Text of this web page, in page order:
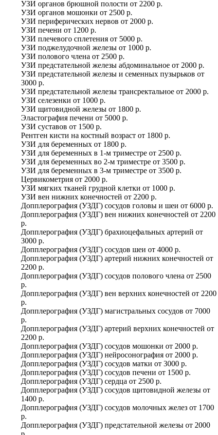
УЗИ органов брюшной полости от 2200 р.
УЗИ органов мошонки от 2500 р.
УЗИ периферических нервов от 2000 р.
УЗИ печени от 1200 р.
УЗИ плечевого сплетения от 5000 р.
УЗИ поджелудочной железы от 1000 р.
УЗИ полового члена от 2500 р.
УЗИ предстательной железы абдоминальное от 2000 р.
УЗИ предстательной железы и семенных пузырьков от
3000 р.
УЗИ предстательной железы трансректальное от 2000 р.
УЗИ селезенки от 1000 р.
УЗИ щитовидной железы от 1800 р.
Эластография печени от 5000 р.
УЗИ суставов от 1500 р.
Рентген кисти на костный возраст от 1800 р.
УЗИ для беременных от 1800 р.
УЗИ для беременных в 1-м триместре от 2500 р.
УЗИ для беременных во 2-м триместре от 3500 р.
УЗИ для беременных в 3-м триместре от 3500 р.
Цервикометрия от 2000 р.
УЗИ мягких тканей грудной клетки от 1000 р.
УЗИ вен нижних конечностей от 2200 р.
Допплерография (УЗДГ) сосудов головы и шеи от 6000 р.
Допплерография (УЗДГ) вен нижних конечностей от 2200
р.
Допплерография (УЗДГ) брахиоцефальных артерий от
3000 р.
Допплерография (УЗДГ) сосудов шеи от 4000 р.
Допплерография (УЗДГ) артерий нижних конечностей от
2200 р.
Допплерография (УЗДГ) сосудов полового члена от 2500
р.
Допплерография (УЗДГ) вен верхних конечностей от 2200
р.
Допплерография (УЗДГ) магистральных сосудов от 7000
р.
Допплерография (УЗДГ) артерий верхних конечностей от
2200 р.
Допплерография (УЗДГ) сосудов мошонки от 2000 р.
Допплерография (УЗДГ) нейросонография от 2000 р.
Допплерография (УЗДГ) сосудов матки от 3000 р.
Допплерография (УЗДГ) сосудов печени от 1500 р.
Допплерография (УЗДГ) сердца от 2500 р.
Допплерография (УЗДГ) сосудов щитовидной железы от
1400 р.
Допплерография (УЗДГ) сосудов молочных желез от 1700
р.
Допплерография (УЗДГ) предстательной железы от 2000